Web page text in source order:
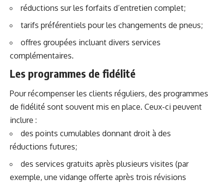
réductions sur les forfaits d’entretien complet;
tarifs préférentiels pour les changements de pneus;
offres groupées incluant divers services
complémentaires.
Les programmes de fidélité
Pour récompenser les clients réguliers, des programmes
de fidélité sont souvent mis en place. Ceux-ci peuvent
inclure :
des points cumulables donnant droit à des
réductions futures;
des services gratuits après plusieurs visites (par
exemple, une vidange offerte après trois révisions